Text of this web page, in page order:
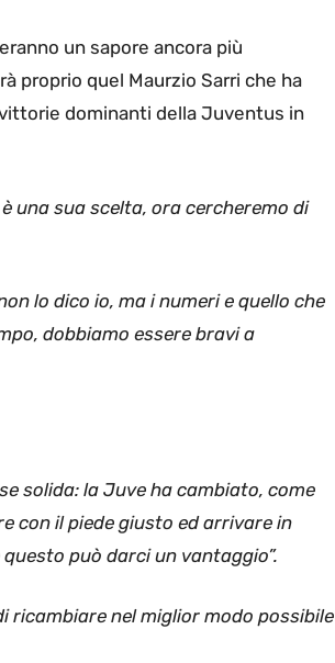
un sapore ancora più
proprio quel Maurzio Sarri che ha
dominanti della Juventus in
una sua scelta, ora cercheremo di
lo dico io, ma i numeri e quello che
dobbiamo essere bravi a
solida: la Juve ha cambiato, come
con il piede giusto ed arrivare in
può darci un vantaggio”.
ricambiare nel miglior modo possibile